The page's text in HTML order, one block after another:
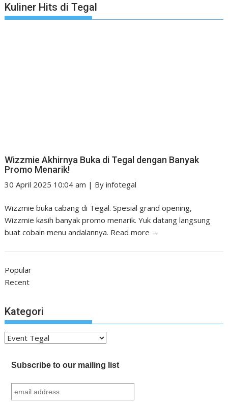
Kuliner Hits di Tegal
Wizzmie Akhirnya Buka di Tegal dengan Banyak
Promo Menarik!
30 April 2025 10:04 am | Byinfotegal
Wizzmie buka cabang di Tegal. Spesial grand opening,
Wizzmie kasih banyak promo menarik. Yuk datang langsung
buat cobain menu andalannya. Read more →
Popular
Recent
Kategori
Kategori
Subscribe to our mailing list